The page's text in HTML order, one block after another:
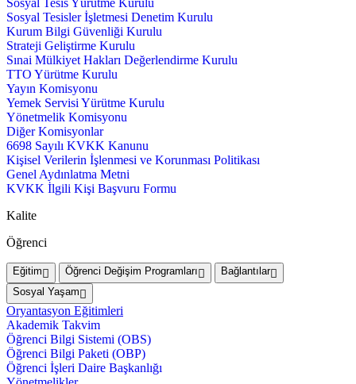
Sosyal Tesis Yürütme Kurulu
Sosyal Tesisler İşletmesi Denetim Kurulu
Kurum Bilgi Güvenliği Kurulu
Strateji Geliştirme Kurulu
Sınai Mülkiyet Hakları Değerlendirme Kurulu
TTO Yürütme Kurulu
Yayın Komisyonu
Yemek Servisi Yürütme Kurulu
Yönetmelik Komisyonu
Diğer Komisyonlar
6698 Sayılı KVKK Kanunu
Kişisel Verilerin İşlenmesi ve Korunması Politikası
Genel Aydınlatma Metni
KVKK İlgili Kişi Başvuru Formu
Kalite
Öğrenci
Eğitim Öğrenci Değişim Programları
Bağlantılar
Sosyal Yaşam
Oryantasyon Eğitimleri
Akademik Takvim
Öğrenci Bilgi Sistemi (OBS)
Öğrenci Bilgi Paketi (OBP)
Öğrenci İşleri Daire Başkanlığı